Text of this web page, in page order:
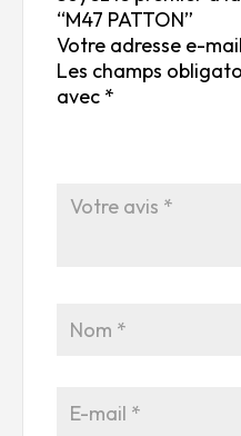
“M47 PATTON”
Votre adresse e-
Les champs
avec *